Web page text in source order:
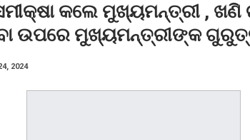
କଲେ ମୁଖ୍ୟମନ୍ତ୍ରୀ , ଖଣି
ଉପରେ ମୁଖ୍ୟମନ୍ତ୍ରୀଙ୍କ
2024